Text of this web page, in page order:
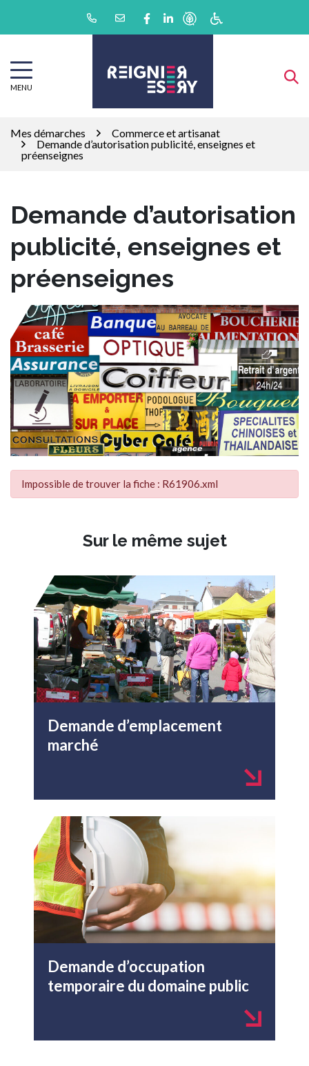
Lien vers le compte Facebook
Lien vers le compte Linkedin
MENU
Mes démarches
Commerce et artisanat
Demande d’autorisation publicité, enseignes et
préenseignes
Demande d’autorisation
publicité, enseignes et
préenseignes
Impossible de trouver la fiche : R61906.xml
Sur le même sujet
Demande d’emplacement
marché
Demande d’occupation
temporaire du domaine public